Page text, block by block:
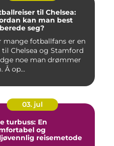
til Chelsea:
kan man best
seg?
mange fotballfans er en
Chelsea og Stamford
noe man drømmer
Å op...
03. jul
turbuss: En
og
reisemetode